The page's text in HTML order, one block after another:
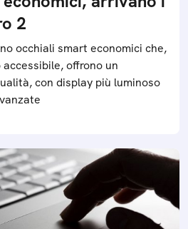
2
occhiali smart economici che,
offrono un
con display più luminoso